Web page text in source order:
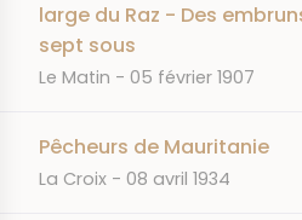
large du Raz - Des
sept sous
JOURNAL
Le Matin DATE
05 février 1907
Pêcheurs de Mauritanie
JOURNAL
La Croix DATE
08 avril 1934